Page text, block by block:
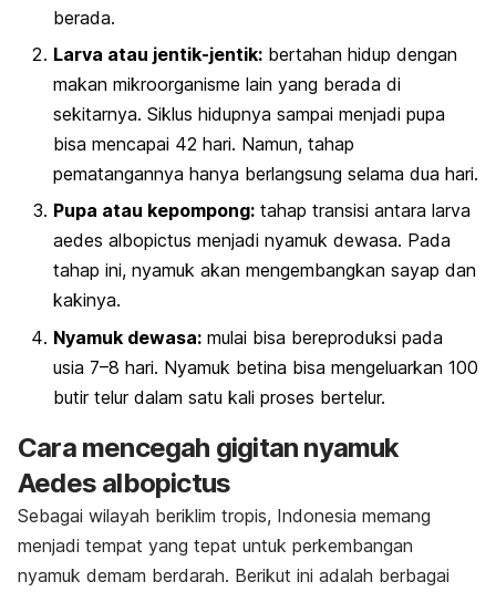
berada.
Larva atau jentik-jentik: bertahan hidup dengan
makan mikroorganisme lain yang berada di
sekitarnya. Siklus hidupnya sampai menjadi pupa
bisa mencapai 42 hari. Namun, tahap
pematangannya hanya berlangsung selama dua hari.
Pupa atau kepompong: tahap transisi antara larva
aedes albopictus menjadi nyamuk dewasa. Pada
tahap ini, nyamuk akan mengembangkan sayap dan
kakinya.
Nyamuk dewasa: mulai bisa bereproduksi pada
usia 7–8 hari. Nyamuk betina bisa mengeluarkan 100
butir telur dalam satu kali proses bertelur.
Cara mencegah gigitan nyamuk
Aedes albopictus
Sebagai wilayah beriklim tropis, Indonesia memang
menjadi tempat yang tepat untuk perkembangan
nyamuk demam berdarah. Berikut ini adalah berbagai